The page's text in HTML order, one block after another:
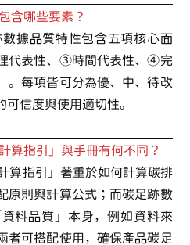
含哪些要素？
據品質特性包含五項核心面
代表性、③時間代表性、④完
。每項皆可分為優、中、待改
信度與使用適切性。
算指引」與手冊有何不同？
算指引」著重於如何計算碳排
原則與計算公式；而碳足跡數
料品質」本身，例如資料來
者可搭配使用，確保產品碳足